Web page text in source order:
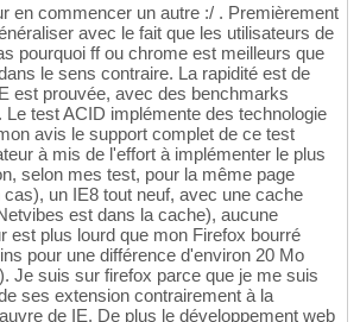
en commencer un autre :/ . Premièrement
avec le fait que les utilisateurs de
pourquoi ff ou chrome est meilleurs que
le sens contraire. La rapidité est de
est prouvée, avec des benchmarks
Le test ACID implémente des technologie
avis le support complet de ce test
à mis de l'effort à implémenter le plus
selon mes test, pour la même page
un IE8 tout neuf, avec une cache
est dans la cache), aucune
est plus lourd que mon Firefox bourré
pour une différence d'environ 20 Mo
Je suis sur firefox parce que je me suis
ses extension contrairement à la
de IE. De plus le développement web